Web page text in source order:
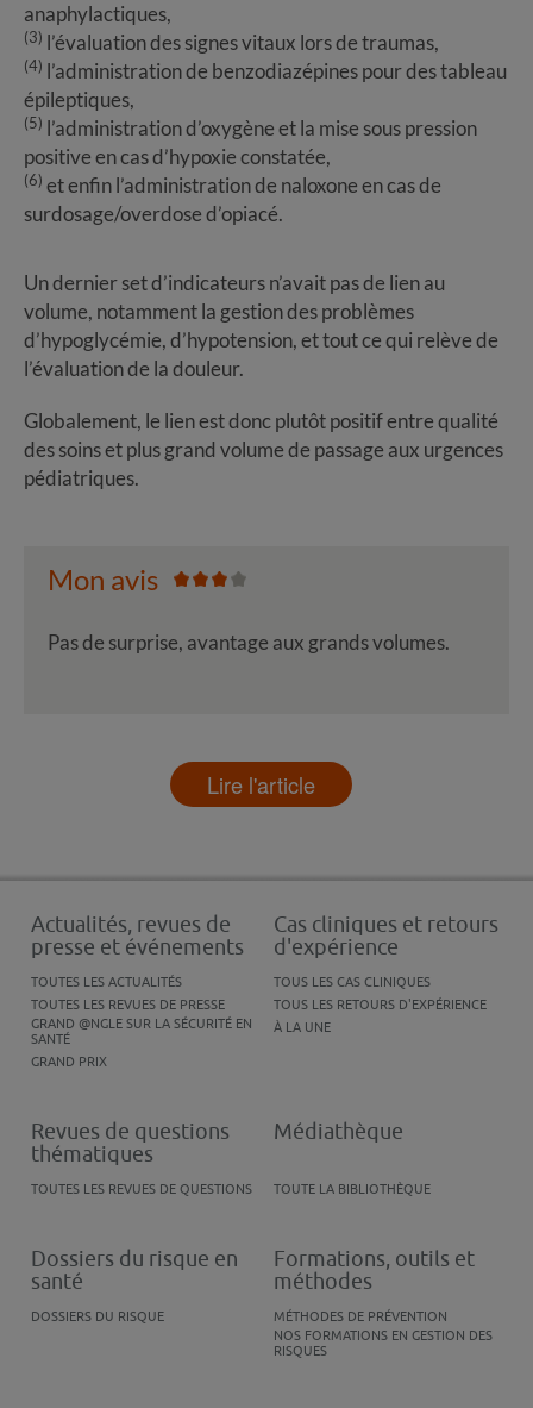
anaphylactiques,
(3) l’évaluation des signes vitaux lors de traumas,
(4) l’administration de benzodiazépines pour des tableau
épileptiques,
(5) l’administration d’oxygène et la mise sous pression
positive en cas d’hypoxie constatée,
(6) et enfin l’administration de naloxone en cas de
surdosage/overdose d’opiacé.
Un dernier set d’indicateurs n’avait pas de lien au
volume, notamment la gestion des problèmes
d’hypoglycémie, d’hypotension, et tout ce qui relève de
l’évaluation de la douleur.
Globalement, le lien est donc plutôt positif entre qualité
des soins et plus grand volume de passage aux urgences
pédiatriques.
Mon avis
Pas de surprise, avantage aux grands volumes.
Lire l'article
Actualités, revues de
presse et événements
TOUTES LES ACTUALITÉS
TOUTES LES REVUES DE PRESSE
GRAND @NGLE SUR LA SÉCURITÉ EN
SANTÉ
GRAND PRIX
Cas cliniques et retours
d'expérience
TOUS LES CAS CLINIQUES
TOUS LES RETOURS D'EXPÉRIENCE
À LA UNE
Revues de questions
thématiques
TOUTES LES REVUES DE QUESTIONS
Médiathèque
TOUTE LA BIBLIOTHÈQUE
Dossiers du risque en
santé
DOSSIERS DU RISQUE
Formations, outils et
méthodes
MÉTHODES DE PRÉVENTION
NOS FORMATIONS EN GESTION DES
RISQUES